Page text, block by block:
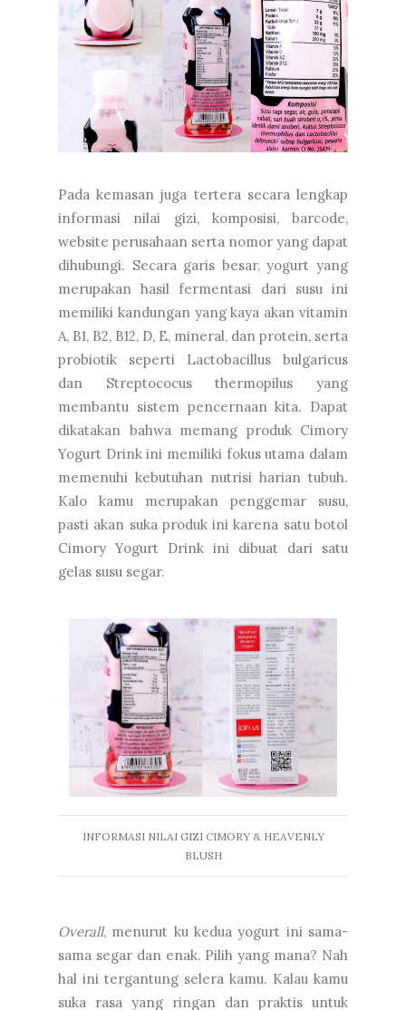
Pada kemasan juga tertera secara lengkap
informasi nilai gizi, komposisi, barcode,
website perusahaan serta nomor yang dapat
dihubungi. Secara garis besar, yogurt yang
merupakan hasil fermentasi dari susu ini
memiliki kandungan yang kaya akan vitamin
A, B1, B2, B12, D, E, mineral, dan protein, serta
probiotik seperti Lactobacillus bulgaricus
dan Streptococus thermopilus yang
membantu sistem pencernaan kita. Dapat
dikatakan bahwa memang produk Cimory
Yogurt Drink ini memiliki fokus utama dalam
memenuhi kebutuhan nutrisi harian tubuh.
Kalo kamu merupakan penggemar susu,
pasti akan suka produk ini karena satu botol
Cimory Yogurt Drink ini dibuat dari satu
gelas susu segar.
INFORMASI NILAI GIZI CIMORY & HEAVENLY
BLUSH
Overall, menurut ku kedua yogurt ini sama-
sama segar dan enak. Pilih yang mana? Nah
hal ini tergantung selera kamu. Kalau kamu
suka rasa yang ringan dan praktis untuk